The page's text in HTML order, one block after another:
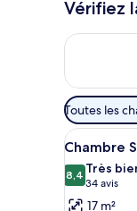
Vérifiez
Vérifier la
Filtres
disponibles
pour
les
chambres
Toutes les
Afficher
toutes
les
photos
5
Chambre
8,48,4 sur 10
Très
34 avis
(34 avis)
17 m²